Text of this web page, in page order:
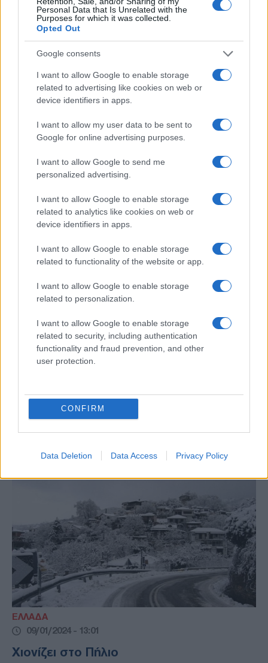
Personal Data that Is Unrelated with the
Purposes for which it was collected.
Opted Out
Google consents
I want to allow Google to enable storage
related to advertising like cookies on web or
device identifiers in apps.
I want to allow my user data to be sent to
Google for online advertising purposes.
I want to allow Google to send me
personalized advertising.
I want to allow Google to enable storage
related to analytics like cookies on web or
device identifiers in apps.
I want to allow Google to enable storage
related to functionality of the website or app.
I want to allow Google to enable storage
related to personalization.
I want to allow Google to enable storage
related to security, including authentication
functionality and fraud prevention, and other
user protection.
CONFIRM
Data Deletion Data Access Privacy Policy
Καρδίτσα - Χιόνια στα ορεινά - Η εξέλιξη
της κακοκαιρίας
Σε εξέλιξη βρίσκεται η κακοκαιρία στη χώρα
μας, με κυρίαρχο στοιχείο τις βροχές, τις
ισχυρές καταιγίδες και τους θυελλώδεις
ανέμους, ενώ επί ποδός η Πολιτική
Προστασία - Στα 15 εκ. το χιόνι στη
ΕΛΛΑΔΑ
19/04/2024 - 23:33
Κακοκαιρία εξπρές: Πλημμύρισαν δρόμοι
στο Πήλιο — Επί ποδός η Πολιτική
Προστασία — Πως θα εξελιχθεί ο καιρός
πρόσκαιρη αλλαγή στο σκηνικό του καιρού
από τα δυτικά, με κυρίαρχο στοιχείο τις
βροχές, τις ισχυρές καταιγίδες και τους
θυελλώδεις ανέμους.
ΕΛΛΑΔΑ
09/01/2024 - 13:01
Χιονίζει στο Πήλιο